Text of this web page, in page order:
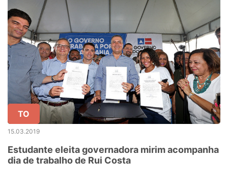
TO
15.03.2019
Estudante eleita governadora mirim acompanha
dia de trabalho de Rui Costa